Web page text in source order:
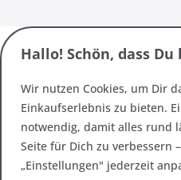
Hallo! Schön, dass
Wir nutzen Cookies, um Dir
Einkaufserlebnis zu bieten.
notwendig, damit alles rund
Seite für Dich zu verbessern
„Einstellungen" jederzeit